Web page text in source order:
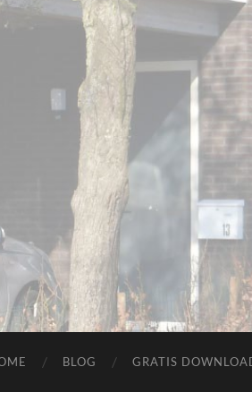
BLOG GRATIS